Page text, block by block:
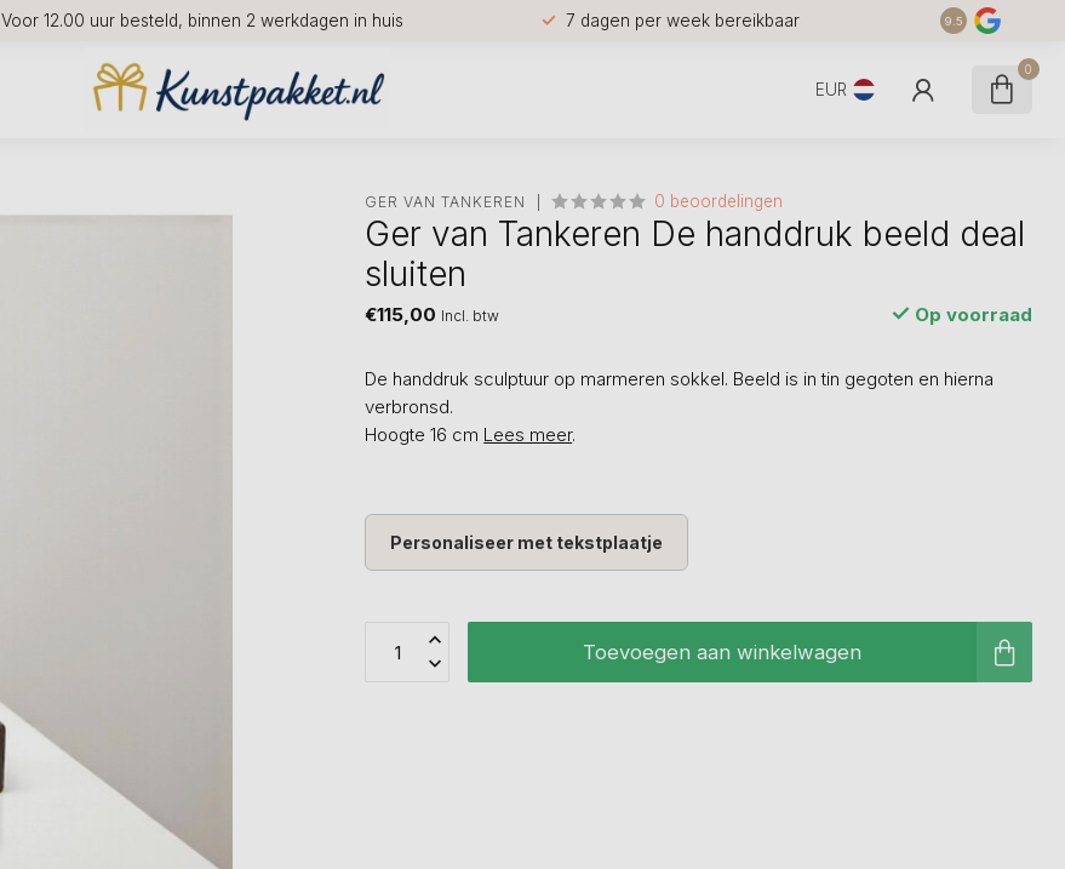
Voor 12.00 uur besteld, binnen 2 werkdagen in huis 7 dagen per week bereikbaar 9.5
EUR
0
GER VAN TANKEREN 0 beoordelingen
Ger van Tankeren De handdruk beeld deal
sluiten
€115,00 Incl. btw Op voorraad
De handdruk sculptuur op marmeren sokkel. Beeld is in tin gegoten en hierna
verbronsd.
Hoogte 16 cm Lees meer.
Personaliseer met tekstplaatje
Toevoegen aan winkelwagen